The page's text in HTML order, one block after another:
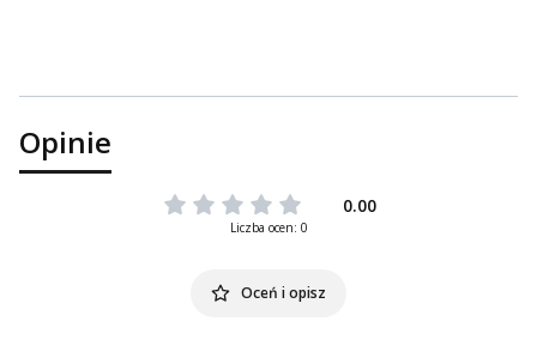
Opinie
0.00
Liczba ocen: 0
Oceń i opisz